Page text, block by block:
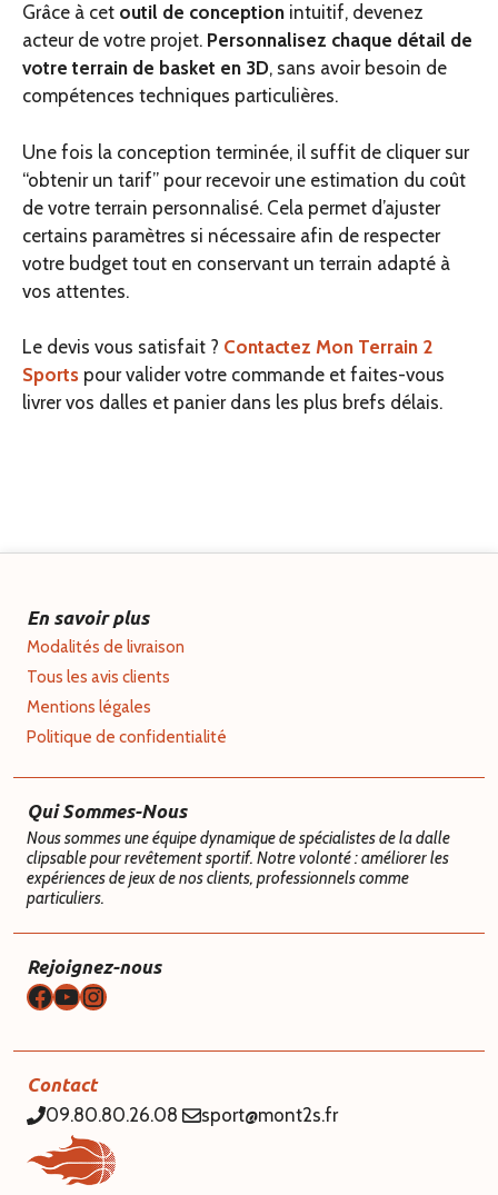
Grâce à cet outil de conception intuitif, devenez
acteur de votre projet. Personnalisez chaque détail de
votre terrain de basket en 3D, sans avoir besoin de
compétences techniques particulières.
Une fois la conception terminée, il suffit de cliquer sur
“obtenir un tarif” pour recevoir une estimation du coût
de votre terrain personnalisé. Cela permet d’ajuster
certains paramètres si nécessaire afin de respecter
votre budget tout en conservant un terrain adapté à
vos attentes.
Le devis vous satisfait ? Contactez Mon Terrain 2
Sports pour valider votre commande et faites-vous
livrer vos dalles et panier dans les plus brefs délais.
En savoir plus
Modalités de livraison
Tous les avis clients
Mentions légales
Politique de confidentialité
Qui Sommes-Nous
Nous sommes une équipe dynamique de spécialistes de la dalle
clipsable pour revêtement sportif. Notre volonté : améliorer les
expériences de jeux de nos clients, professionnels comme
particuliers.
Rejoignez-nous
Facebook
YouTube
Instagram
Contact
09.80.80.26.08 sport@mont2s.fr